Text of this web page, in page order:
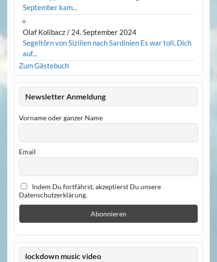
September kam...
Olaf Kolibacz/ 24. September 2024
Segeltörn von Sizilien nach Sardinien Es war toll, Dich
auf...
Zum Gästebuch
Newsletter Anmeldung
Vorname oder ganzer Name
Email
Indem Du fortfährst, akzeptierst Du unsere
Datenschutzerklärung.
lockdown music video